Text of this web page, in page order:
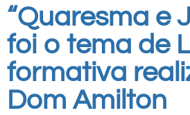
“Quaresma e
foi o tema de
formativa
Dom Amilton